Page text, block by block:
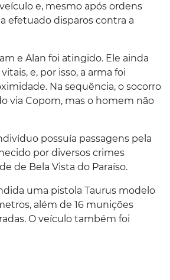
e, mesmo após ordens
efetuado disparos contra a
e Alan foi atingido. Ele ainda
e, por isso, a arma foi
Na sequência, o socorro
via Copom, mas o homem não
possuía passagens pela
por diversos crimes
de Bela Vista do Paraíso.
uma pistola Taurus modelo
além de 16 munições
O veículo também foi